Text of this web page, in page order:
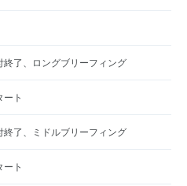
終了、ロングブリーフィング
ート
終了、ミドルブリーフィング
ート